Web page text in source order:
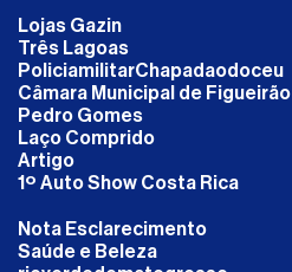
Lojas Gazin
Três Lagoas
PoliciamilitarChapadaodoceu
Câmara Municipal de Figueirão
Pedro Gomes
Laço Comprido
Artigo
1º Auto Show Costa Rica
Nota Esclarecimento
Saúde e Beleza